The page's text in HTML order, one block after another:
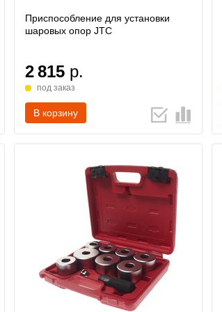
Приспособление для установки
шаровых опор JTC
2 815 р.
под заказ
В корзину